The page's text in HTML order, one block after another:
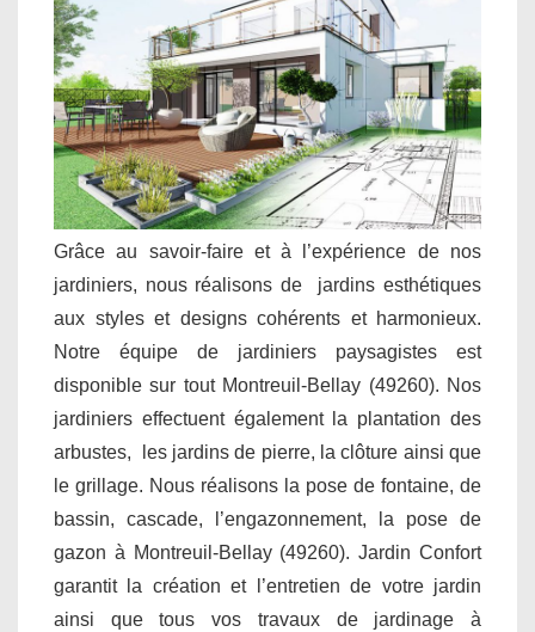
Grâce au savoir-faire et à l’expérience de nos
jardiniers, nous réalisons de jardins esthétiques
aux styles et designs cohérents et harmonieux.
Notre équipe de jardiniers paysagistes est
disponible sur tout Montreuil-Bellay (49260). Nos
jardiniers effectuent également la plantation des
arbustes, les jardins de pierre, la clôture ainsi que
le grillage. Nous réalisons la pose de fontaine, de
bassin, cascade, l’engazonnement, la pose de
gazon à Montreuil-Bellay (49260). Jardin Confort
garantit la création et l’entretien de votre jardin
ainsi que tous vos travaux de jardinage à